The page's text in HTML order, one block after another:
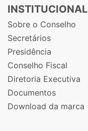
INSTITUCIONAL
Sobre o Conselho
Secretários
Presidência
Conselho Fiscal
Diretoria Executiva
Documentos
Download da marca